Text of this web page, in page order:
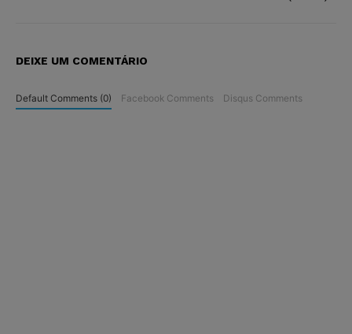
DEIXE UM COMENTÁRIO
Default Comments (0) Facebook Comments Disqus Comments